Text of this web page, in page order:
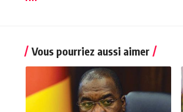
Vous pourriez aussi aimer